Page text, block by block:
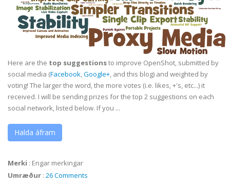
Here are the top suggestionsto improve OpenShot, submitted by
social media (Facebook,Google+, and this blog) and weighted by
voting! The larger the word, the more votes (i.e. likes, +'s, etc...) it
received. I will be sending prizes for the top 2 suggestions on each
social network, listed below. If you ...
Halda áfram
Merki : Engar merkingar
Umræður : 26 Comments